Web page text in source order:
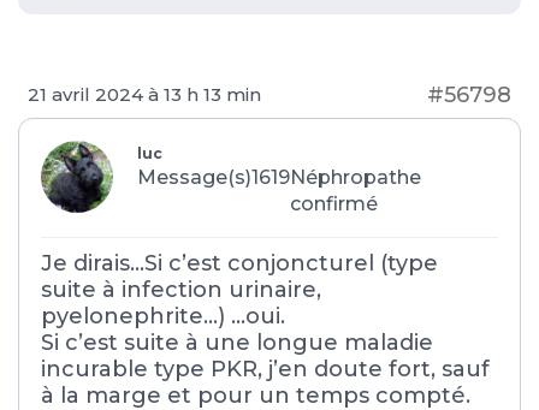
21 avril 2024 à 13 h 13 min #56798
luc
Message(s)1619Néphropathe
confirmé
Je dirais…Si c’est conjoncturel (type
suite à infection urinaire,
pyelonephrite…) …oui.
Si c’est suite à une longue maladie
incurable type PKR, j’en doute fort, sauf
à la marge et pour un temps compté.